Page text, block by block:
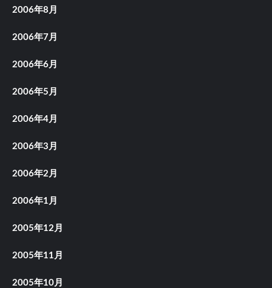
2006年8月
2006年7月
2006年6月
2006年5月
2006年4月
2006年3月
2006年2月
2006年1月
2005年12月
2005年11月
2005年10月